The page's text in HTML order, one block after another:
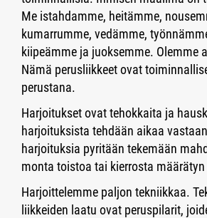
Me istahdamme, heitämme,
kumarrumme, vedämme,
kiipeämme ja juoksemme. Olemme
Nämä perusliikkeet ovat
perustana.
Harjoitukset ovat tehokkaita ja
harjoituksista tehdään aikaa
harjoituksia pyritään tekemään
monta toistoa tai kierrosta
Harjoittelemme paljon tekniikkaa.
liikkeiden laatu ovat peruspilarit,